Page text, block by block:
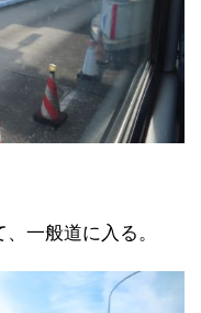
一般道に入る。